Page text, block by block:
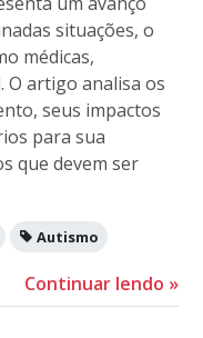
situações, o
médicas,
O artigo analisa os
seus impactos
para sua
que devem ser
Autismo
Continuar lendo »